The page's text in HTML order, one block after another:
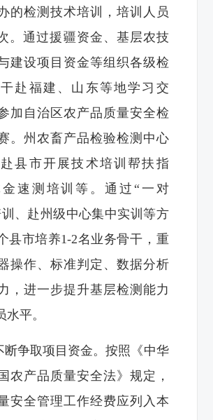
的检测技术培训，培训人员
。通过援疆资金、基层农技
建设项目资金等组织各级检
赴福建、山东等地学习交
加自治区农产品质量安全检
。州农畜产品检验检测中心
县市开展技术培训帮扶指
速测培训等。通过“一对
、赴州级中心集中实训等方
县市培养‌1-2名业务骨干‌，重
操作、标准判定、数据分析
，进一步提升基层检测能力
水平。
断争取项目资金。按照《中华
农产品质量安全法》规定，
安全管理工作经费应列入本